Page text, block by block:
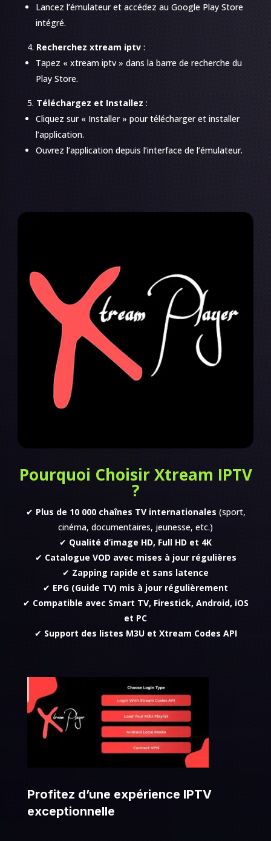
Lancez l’émulateur et accédez au Google Play Store
intégré.
Recherchez xtream iptv:
Tapez « xtream iptv » dans la barre de recherche du
Play Store.
Téléchargez et Installez :
Cliquez sur « Installer » pour télécharger et installer
l’application.
Ouvrez l’application depuis l’interface de l’émulateur.
Pourquoi Choisir Xtream IPTV
?
✔ Plus de 10 000 chaînes TV internationales (sport,
cinéma, documentaires, jeunesse, etc.)
✔ Qualité d’image HD, Full HD et 4K
✔ Catalogue VOD avec mises à jour régulières
✔ Zapping rapide et sans latence
✔ EPG (Guide TV) mis à jour régulièrement
✔ Compatible avec Smart TV, Firestick, Android, iOS
et PC
✔ Support des listes M3U et Xtream Codes API
Profitez d’une expérience IPTV
exceptionnelle